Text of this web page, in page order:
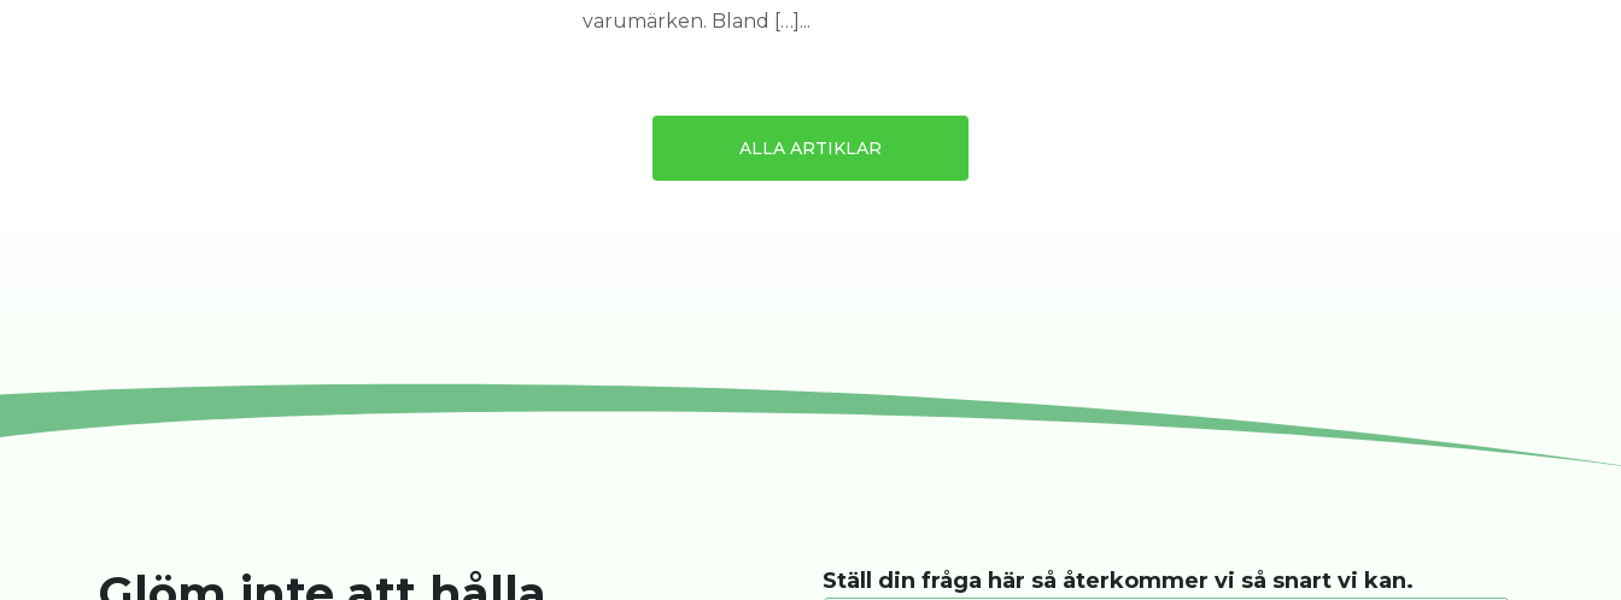
varumärken. Bland […]...
ALLA ARTIKLAR
Ställ din fråga här så återkommer vi så snart vi kan.